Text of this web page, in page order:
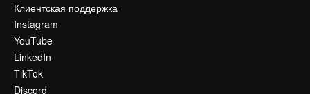
Клиентская поддержка
Instagram
YouTube
LinkedIn
TikTok
Discord